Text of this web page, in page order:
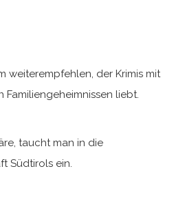
weiterempfehlen, der Krimis mit
liebt.
taucht man in die
Südtirols ein.